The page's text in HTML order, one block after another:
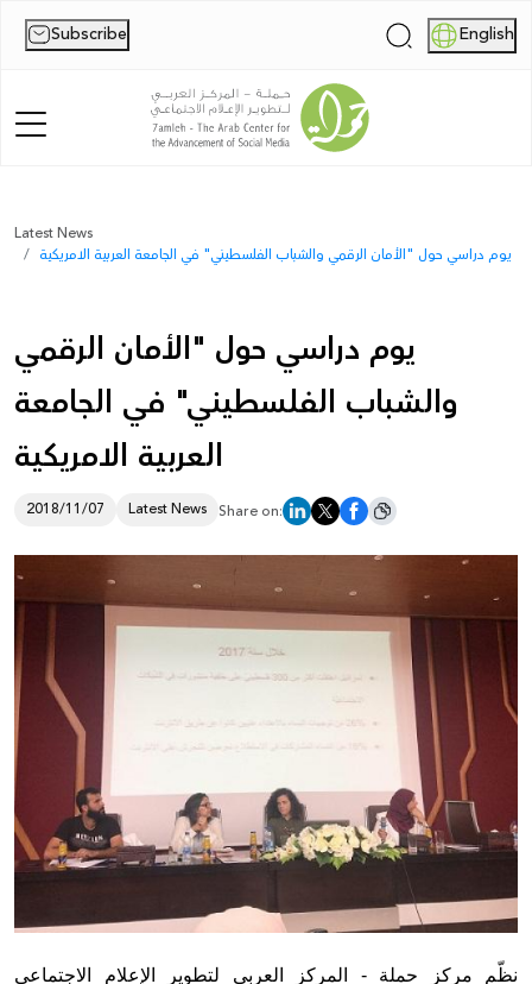
Subscribe | English
Home
Publications
Reports
Palestine Digital Activism Forum
Report
Donate
Latest News
يوم دراسي حول "الأمان الرقمي والشباب الفلسطيني" في الجامعة العربية الامريكية
يوم دراسي حول "الأمان الرقمي
والشباب الفلسطيني" في الجامعة
العربية الامريكية
2018/11/07 Latest News Share on:
نظّم مركز حملة - المركز العربي لتطوير الإعلام الاجتماعي